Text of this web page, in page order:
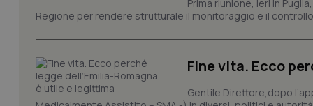
Prima riunione, ieri in
Regione per rendere strutturale il monitoraggio e il
Fine vita. Ecco
Gentile Direttore,dopo
CookieScriptConsent
tracking-sites-